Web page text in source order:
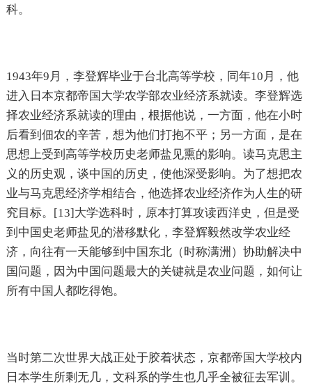
科。
1943年9月，李登辉毕业于台北高等学校，同年10月，他
进入日本京都帝国大学农学部农业经济系就读。李登辉选
择农业经济系就读的理由，根据他说，一方面，他在小时
后看到佃农的辛苦，想为他们打抱不平；另一方面，是在
思想上受到高等学校历史老师盐见熏的影响。读马克思主
义的历史观，谈中国的历史，使他深受影响。为了想把农
业与马克思经济学相结合，他选择农业经济作为人生的研
究目标。[13]大学选科时，原本打算攻读西洋史，但是受
到中国史老师盐见的潜移默化，李登辉毅然改学农业经
济，向往有一天能够到中国东北（时称满洲）协助解决中
国问题，因为中国问题最大的关键就是农业问题，如何让
所有中国人都吃得饱。
当时第二次世界大战正处于胶着状态，京都帝国大学校内
日本学生所剩无几，文科系的学生也几乎全被征去军训。